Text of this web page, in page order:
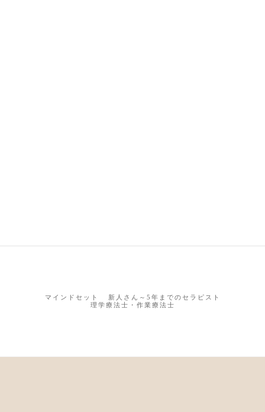
マインドセット
新人さん～5年までのセラピスト
理学療法士・作業療法士